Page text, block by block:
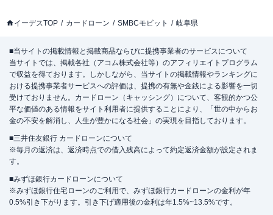
イーデスTOP カードローン SMBCモビット 岐阜県
■当サイトの掲載情報と掲載商品ならびに提携事業者のサービスについて
当サイトでは、掲載各社（アコム株式会社等）のアフィリエイトプログラム
で収益を得ております。しかしながら、当サイトの掲載情報やランキングに
おける提携事業者サービスへの評価は、提携の有無や金銭による影響を一切
受けておりません。カードローン（キャッシング）について、客観的かつ公
平な価値のある情報をサイト利用者に提供することにより、「世の中からお
金の不安を解消し、人生が豊かになる社会」の実現を目指しております。
■三井住友銀行 カードローンについて
※毎月の返済は、返済時点での借入残高によって約定返済金額が設定されま
す。
■みずほ銀行カードローンについて
※みずほ銀行住宅ローンのご利用で、みずほ銀行カードローンの金利が年
0.5%引き下がります。引き下げ適用後の金利は年1.5%~13.5%です。